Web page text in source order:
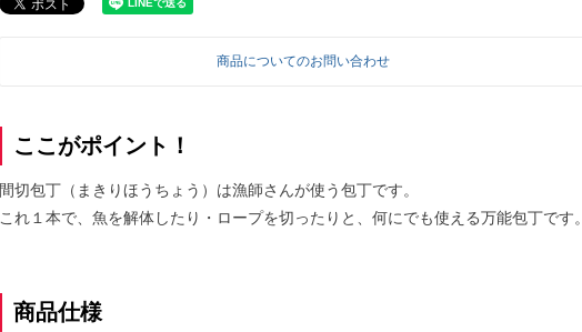
商品についてのお問い合わせ
ここがポイント！
間切包丁（まきりほうちょう）は漁師さんが使う包丁です。
これ１本で、魚を解体したり・ロープを切ったりと、何にでも使える万能包丁です。
商品仕様